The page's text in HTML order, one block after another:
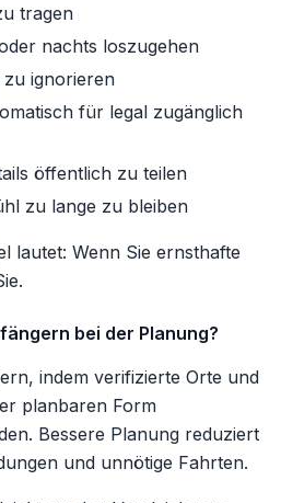
tragen
nachts loszugehen
ignorieren
für legal zugänglich
öffentlich zu teilen
zu lange zu bleiben
lautet: Wenn Sie ernsthafte
bei der Planung?
indem verifizierte Orte und
planbaren Form
Bessere Planung reduziert
und unnötige Fahrten.